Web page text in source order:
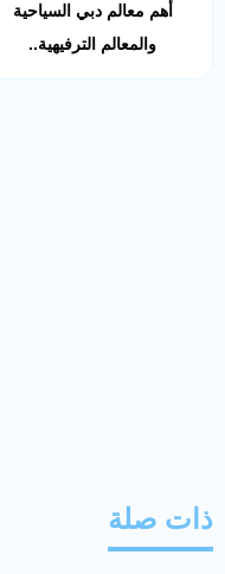
أهم معالم دبي السياحية
والمعالم الترفيهية..
ذات صلة